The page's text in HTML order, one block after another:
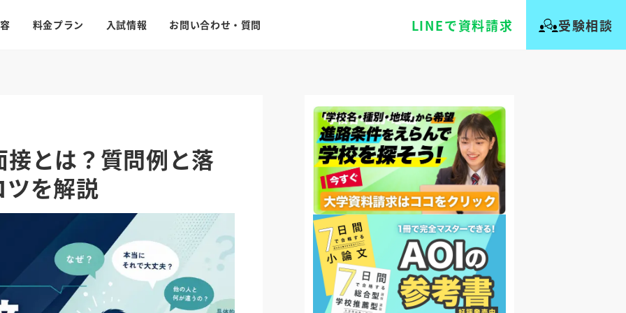
料金プラン 入試情報 お問い合わせ・質問 LINEで資料請求 受験相談
とは？質問例と落
を解説